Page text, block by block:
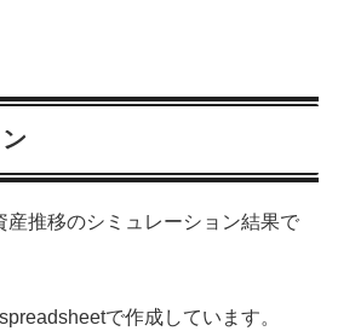
産推移のシミュレーション結果で
で作成しています。